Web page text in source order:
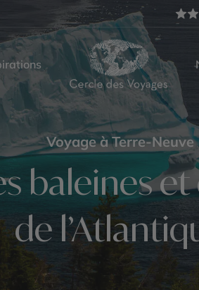
Voyage à Terre-Neuve
baleines
de